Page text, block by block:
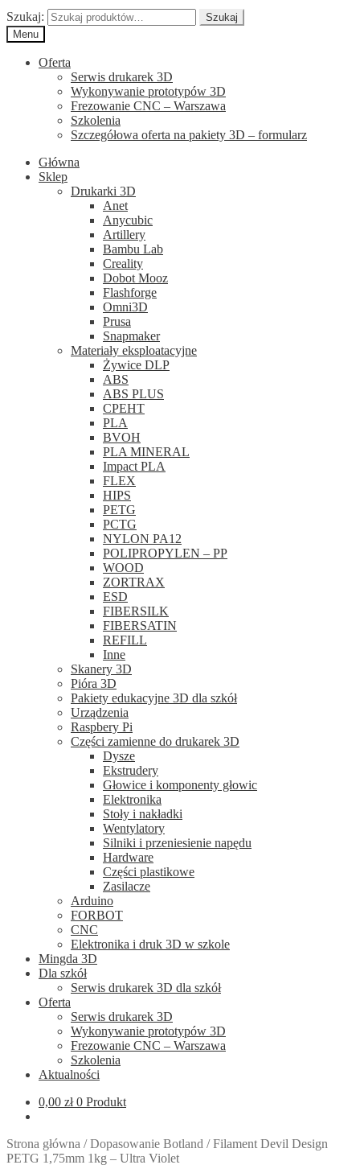
Szukaj:
Szukaj
Menu
Oferta
Serwis drukarek 3D
Wykonywanie prototypów 3D
Frezowanie CNC – Warszawa
Szkolenia
Szczegółowa oferta na pakiety 3D – formularz
Główna
Sklep
Drukarki 3D
Anet
Anycubic
Artillery
Bambu Lab
Creality
Dobot Mooz
Flashforge
Omni3D
Prusa
Snapmaker
Materiały eksploatacyjne
Żywice DLP
ABS
ABS PLUS
CPEHT
PLA
BVOH
PLA MINERAL
Impact PLA
FLEX
HIPS
PETG
PCTG
NYLON PA12
POLIPROPYLEN – PP
WOOD
ZORTRAX
ESD
FIBERSILK
FIBERSATIN
REFILL
Inne
Skanery 3D
Pióra 3D
Pakiety edukacyjne 3D dla szkół
Urządzenia
Raspbery Pi
Części zamienne do drukarek 3D
Dysze
Ekstrudery
Głowice i komponenty głowic
Elektronika
Stoły i nakładki
Wentylatory
Silniki i przeniesienie napędu
Hardware
Części plastikowe
Zasilacze
Arduino
FORBOT
CNC
Elektronika i druk 3D w szkole
Mingda 3D
Dla szkół
Serwis drukarek 3D dla szkół
Oferta
Serwis drukarek 3D
Wykonywanie prototypów 3D
Frezowanie CNC – Warszawa
Szkolenia
Aktualności
0,00 zł 0 Produkt
Strona główna /Dopasowanie Botland /Filament Devil Design
PETG 1,75mm 1kg – Ultra Violet